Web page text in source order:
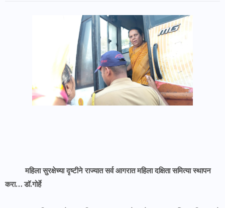
महिला सुरक्षेच्या दृष्टीने राज्यात सर्व आगरात महिला दक्षिता समित्या स्थापन
करा… डॉ.गोर्हे